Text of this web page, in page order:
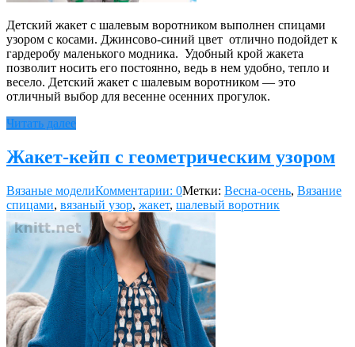
Детский жакет с шалевым воротником выполнен спицами
узором с косами. Джинсово-синий цвет отлично подойдет к
гардеробу маленького модника. Удобный крой жакета
позволит носить его постоянно, ведь в нем удобно, тепло и
весело. Детский жакет с шалевым воротником — это
отличный выбор для весенне осенних прогулок.
Читать далее
Жакет-кейп с геометрическим узором
Вязаные моделиКомментарии: 0Метки: Весна-осень, Вязание
спицами, вязаный узор, жакет, шалевый воротник